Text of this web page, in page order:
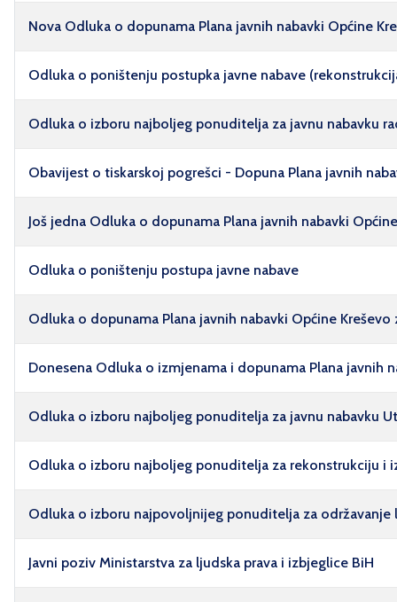
Nova Odluka o dopunama Plana javnih nabavki Općine
Odluka o poništenju postupka javne nabave
Odluka o izboru najboljeg ponuditelja za javnu nabavku
Obavijest o tiskarskoj pogrešci - Dopuna Plana javnih
Još jedna Odluka o dopunama Plana javnih nabavki
Odluka o poništenju postupa javne nabave
Odluka o dopunama Plana javnih nabavki Općine Kreševo
Donesena Odluka o izmjenama i dopunama Plana javnih
Odluka o izboru najboljeg ponuditelja za javnu nabavku
Odluka o izboru najboljeg ponuditelja za rekonstrukciju i
Odluka o izboru najpovoljnijeg ponuditelja za održavanje
Javni poziv Ministarstva za ljudska prava i izbjeglice BiH